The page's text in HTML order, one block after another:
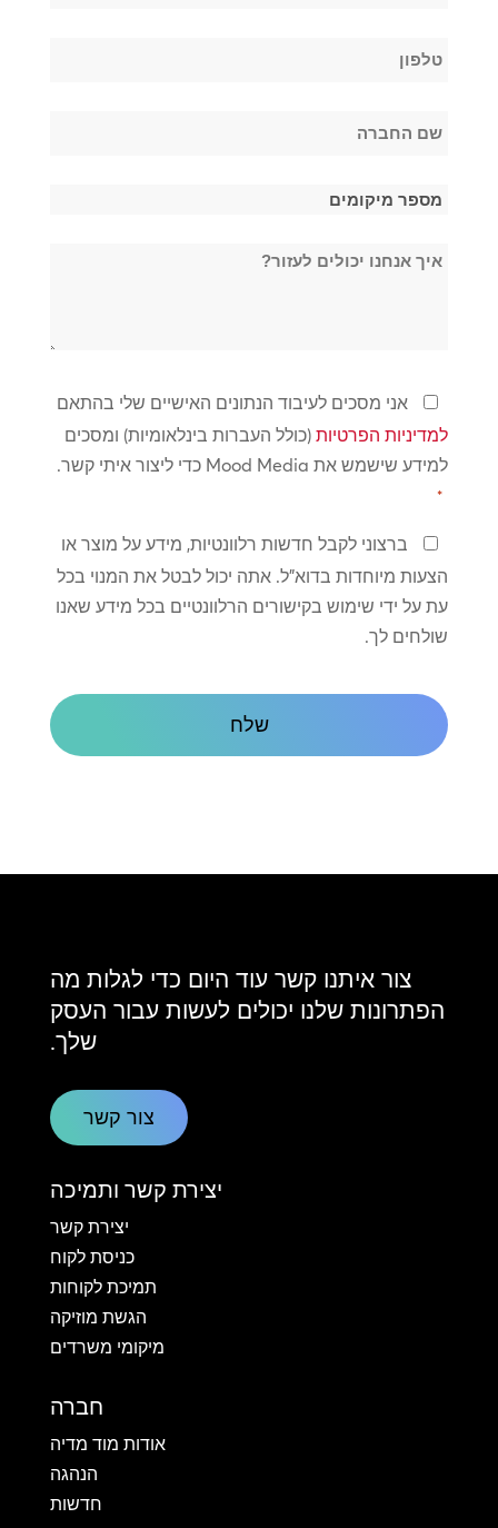
טלפון
שם
מספר
*
איך
מדיניות
פרטיות
*
אני מסכים לעיבוד הנתונים האישיים שלי בהתאם
למדיניות הפרטיות(כולל העברות בינלאומיות) ומסכים
למידע שישמש את Mood Media כדי ליצור איתי קשר.
*
שמור
על
קשר
ברצוני לקבל חדשות רלוונטיות, מידע על מוצר או
הצעות מיוחדות בדוא"ל. אתה יכול לבטל את המנוי בכל
עת על ידי שימוש בקישורים הרלוונטיים בכל מידע שאנו
שולחים לך.
צור איתנו קשר עוד היום כדי לגלות מה
הפתרונות שלנו יכולים לעשות עבור העסק
שלך.
צור קשר
יצירת קשר ותמיכה
יצירת קשר
כניסת לקוח
תמיכת לקוחות
הגשת מוזיקה
מיקומי משרדים
חברה
אודות מוד מדיה
הנהגה
חדשות